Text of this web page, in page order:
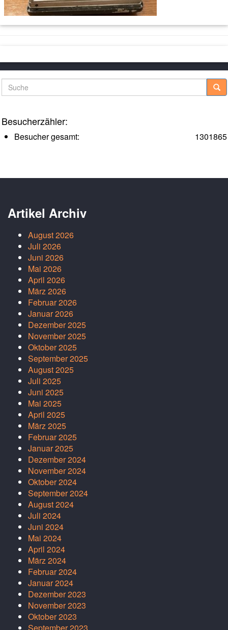
Suche
Besucherzähler:
1301865
Besucher gesamt:
Artikel Archiv
August 2026
Juli 2026
Juni 2026
Mai 2026
April 2026
März 2026
Februar 2026
Januar 2026
Dezember 2025
November 2025
Oktober 2025
September 2025
August 2025
Juli 2025
Juni 2025
Mai 2025
April 2025
März 2025
Februar 2025
Januar 2025
Dezember 2024
November 2024
Oktober 2024
September 2024
August 2024
Juli 2024
Juni 2024
Mai 2024
April 2024
März 2024
Februar 2024
Januar 2024
Dezember 2023
November 2023
Oktober 2023